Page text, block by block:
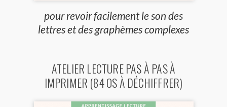
pour revoir facilement le son des
lettres et des graphèmes complexes
ATELIER LECTURE PAS À PAS À
IMPRIMER (84 OS À DÉCHIFFRER)